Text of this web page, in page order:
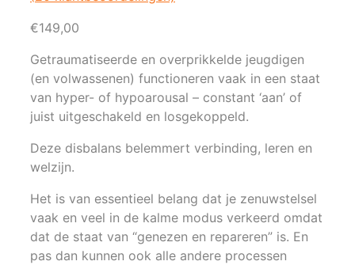
€149,00
Getraumatiseerde en overprikkelde jeugdigen
(en volwassenen) functioneren vaak in een staat
van hyper- of hypoarousal – constant ‘aan’ of
juist uitgeschakeld en losgekoppeld.
Deze disbalans belemmert verbinding, leren en
welzijn.
Het is van essentieel belang dat je zenuwstelsel
vaak en veel in de kalme modus verkeerd omdat
dat de staat van “genezen en repareren” is. En
pas dan kunnen ook alle andere processen